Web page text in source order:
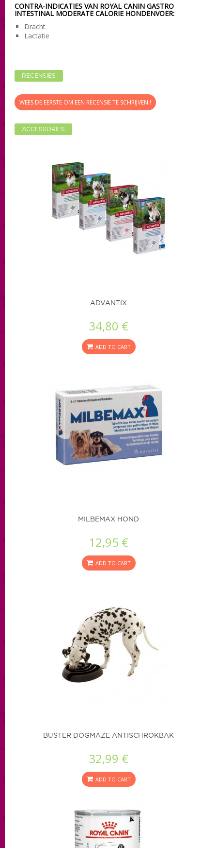
CONTRA-INDICATIES VAN ROYAL CANIN GASTRO
INTESTINAL MODERATE CALORIE HONDENVOER:
Dracht
Lactatie
RECENSIES
WEES DE EERSTE OM EEN RECENSIE TE SCHRIJVEN !
ACCESSORIES
ADVANTIX
34,80 €
ADD TO CART
MILBEMAX HOND
12,95 €
ADD TO CART
BUSTER DOGMAZE ANTISCHROKBAK
32,99 €
ADD TO CART